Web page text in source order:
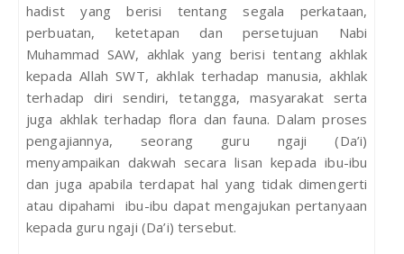
hadist yang berisi tentang segala perkataan,
perbuatan, ketetapan dan persetujuan Nabi
Muhammad SAW, akhlak yang berisi tentang akhlak
kepada Allah SWT, akhlak terhadap manusia, akhlak
terhadap diri sendiri, tetangga, masyarakat serta
juga akhlak terhadap flora dan fauna. Dalam proses
pengajiannya, seorang guru ngaji (Da’i)
menyampaikan dakwah secara lisan kepada ibu-ibu
dan juga apabila terdapat hal yang tidak dimengerti
atau dipahami ibu-ibu dapat mengajukan pertanyaan
kepada guru ngaji (Da’i) tersebut.